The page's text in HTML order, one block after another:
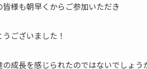
皆様も朝早くからご参加いただき
ございました！
の成長を感じられたのではないでしょう